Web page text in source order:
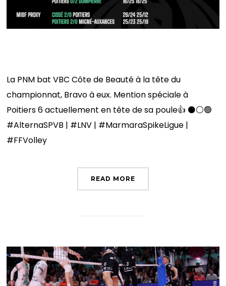
La PNM bat VBC Côte de Beauté à la tête du
championnat, Bravo à eux. Mention spéciale à
Poitiers 6 actuellement en tête de sa poule👍 ⚫️⚪️🟢
#AlternaSPVB | #LNV | #MarmaraSpikeLigue |
#FFVolley
READ MORE